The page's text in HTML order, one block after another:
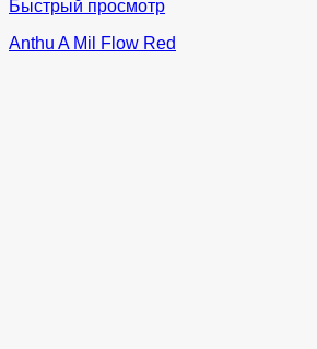
Быстрый просмотр
Anthu A Mil Flow Red